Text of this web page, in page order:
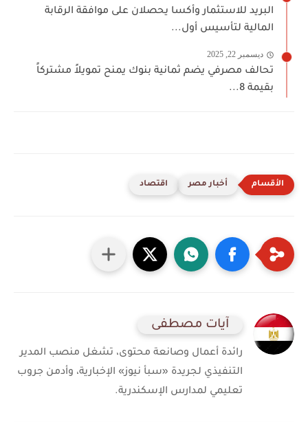
البريد للاستثمار وأكسا يحصلان على موافقة الرقابة
المالية لتأسيس أول...
ديسمبر 22, 2025
تحالف مصرفي يضم ثمانية بنوك يمنح تمويلاً مشتركاً
بقيمة 8...
أخبار مصر اقتصاد
آيات مصطفى
رائدة أعمال وصانعة محتوى، تشغل منصب المدير
التنفيذي لجريدة «سبأ نيوز» الإخبارية، وأدمن جروب
تعليمي لمدارس الإسكندرية.